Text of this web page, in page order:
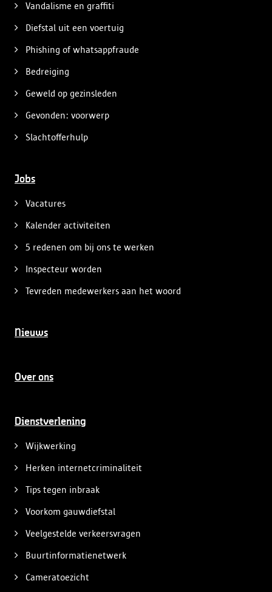
Vandalisme en graffiti
Diefstal uit een voertuig
Phishing of whatsappfraude
Bedreiging
Geweld op gezinsleden
Gevonden: voorwerp
Slachtofferhulp
Jobs
Vacatures
Kalender activiteiten
5 redenen om bij ons te werken
Inspecteur worden
Tevreden medewerkers aan het woord
Nieuws
Over ons
Dienstverlening
Wijkwerking
Herken internetcriminaliteit
Tips tegen inbraak
Voorkom gauwdiefstal
Veelgestelde verkeersvragen
Buurtinformatienetwerk
Cameratoezicht